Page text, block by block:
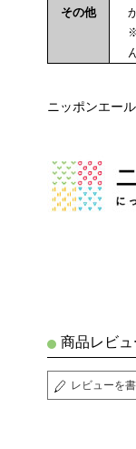
その他
ニッポンエー
商品レビュ
レビューを書